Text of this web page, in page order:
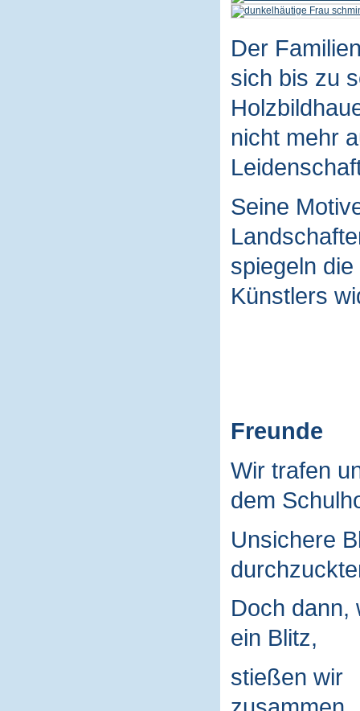
Der
sich bis zu
nicht mehr
Seine
spiegeln
Künstlers
Freunde
Wir trafen
dem
Unsichere
Doch dann,
ein Blitz,
stießen wir